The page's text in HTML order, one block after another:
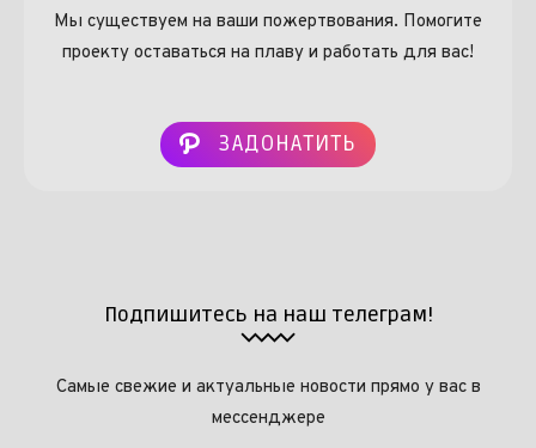
Мы существуем на ваши пожертвования. Помогите
проекту оставаться на плаву и работать для вас!
ЗАДОНАТИТЬ
Подпишитесь на наш телеграм!
Самые свежие и актуальные новости прямо у вас в
мессенджере